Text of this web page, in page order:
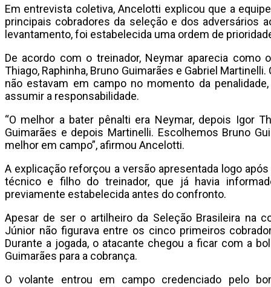
Em entrevista coletiva, Ancelotti explicou que a
principais cobradores da seleção e dos adversários
levantamento, foi estabelecida uma ordem de
De acordo com o treinador, Neymar aparecia como
Thiago, Raphinha, Bruno Guimarães e Gabriel
não estavam em campo no momento da
assumir a responsabilidade.
“O melhor a bater pênalti era Neymar, depois Igor
Guimarães e depois Martinelli. Escolhemos Bruno
melhor em campo”, afirmou Ancelotti.
A explicação reforçou a versão apresentada logo
técnico e filho do treinador, que já havia
previamente estabelecida antes do confronto.
Apesar de ser o artilheiro da Seleção Brasileira na
Júnior não figurava entre os cinco primeiros
Durante a jogada, o atacante chegou a ficar com a
Guimarães para a cobrança.
O volante entrou em campo credenciado pelo